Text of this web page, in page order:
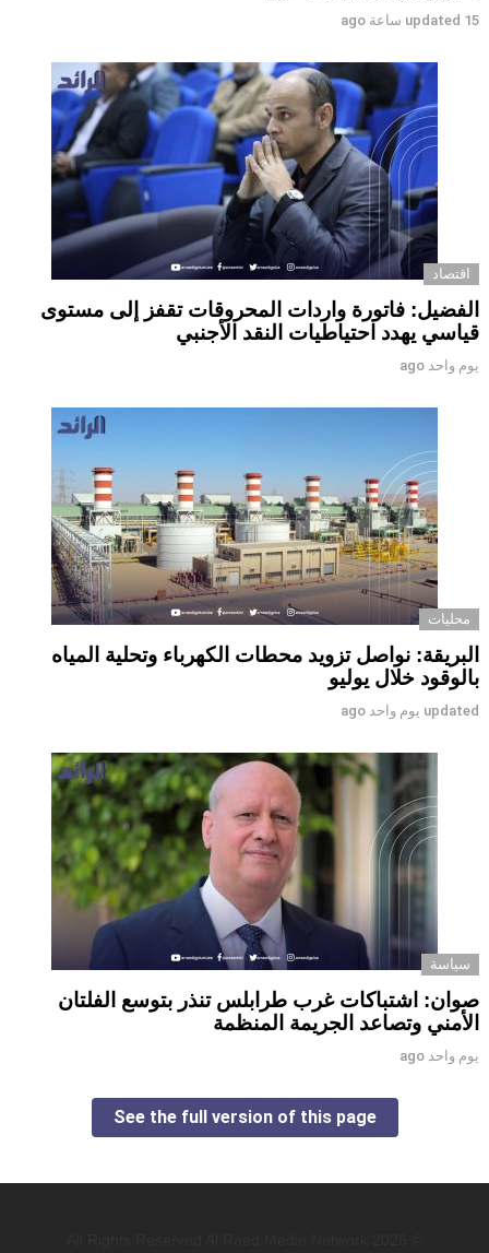
updated 15 ساعة ago
اقتصاد
الفضيل: فاتورة واردات المحروقات تقفز إلى مستوى
قياسي يهدد احتياطيات النقد الأجنبي
يوم واحد ago
محليات
البريقة: نواصل تزويد محطات الكهرباء وتحلية المياه
بالوقود خلال يوليو
updated يوم واحد ago
سياسة
صوان: اشتباكات غرب طرابلس تنذر بتوسع الفلتان
الأمني وتصاعد الجريمة المنظمة
يوم واحد ago
See the full version of this page